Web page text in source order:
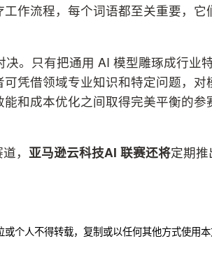
作流程，每个词语都至关重要，它
决。只有把通用 AI 模型雕琢成行业
凭借领域专业知识和特定问题，对
和成本优化之间取得完美平衡的参
， 亚马逊云科技AI 联赛还将定期
个人不得转载，复制或以任何其他方式使用